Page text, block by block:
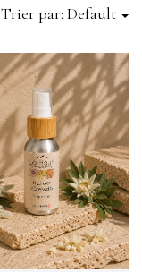
Trier par: Default